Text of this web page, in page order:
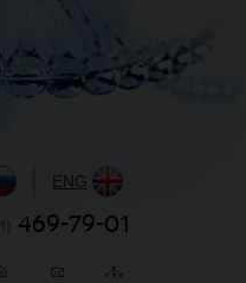
ENG
469-79-01